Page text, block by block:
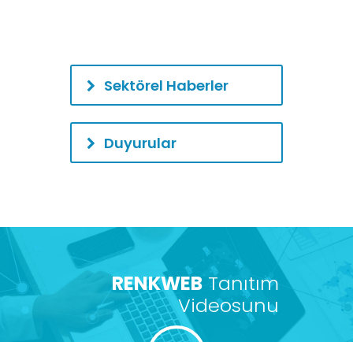
Sektörel Haberler
Duyurular
RENKWEBTanıtım
Videosunu